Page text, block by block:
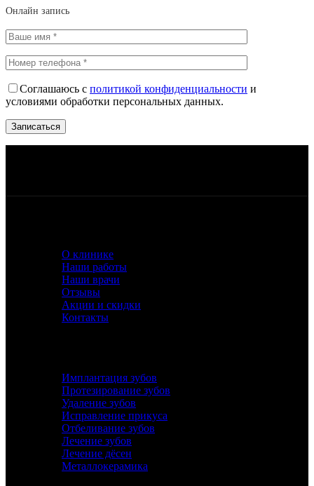
Онлайн запись
Соглашаюсь с политикой конфиденциальности и
условиями обработки персональных данных.
О клинике
Наши работы
Наши врачи
Отзывы
Акции и скидки
Контакты
Имплантация зубов
Протезирование зубов
Удаление зубов
Исправление прикуса
Отбеливание зубов
Лечение зубов
Лечение дёсен
Металлокерамика